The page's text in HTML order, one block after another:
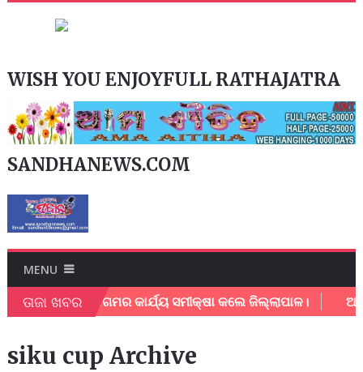
WISH YOU ENJOYFULL RATHAJATRA
SANDHANEWS.COM
MENU
ତାଜା ଖବର
ମହାନଗର ନିଗମର କାର୍ଯ୍ୟ ସମୀକ୍ଷା କଲେ ଜିଲ୍ଲାପାଳ।
siku cup Archive